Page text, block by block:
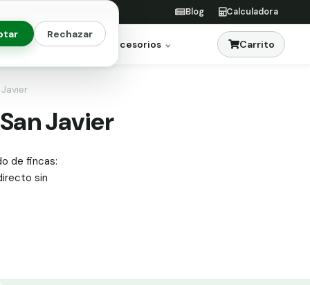
Rechazar
Blog Calculadora
Jardinería Accesorios Carrito
Javier
de fincas:
sin